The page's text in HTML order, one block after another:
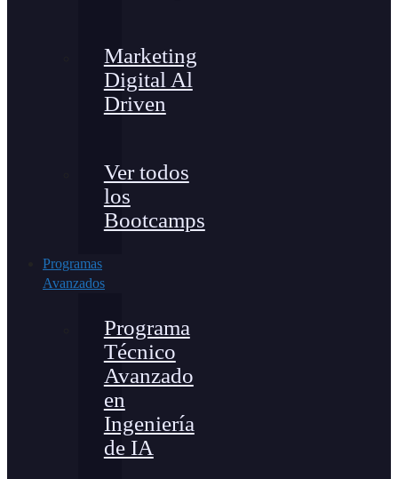
Marketing
Digital Al
Driven
Ver todos
los
Bootcamps
Programas
Avanzados
Programa
Técnico
Avanzado
en
Ingeniería
de IA